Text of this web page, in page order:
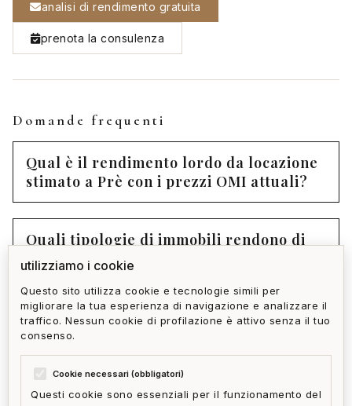
analisi di rendimento gratuita
prenota la consulenza
Domande frequenti
Qual è il rendimento lordo da locazione
stimato a Prè con i prezzi OMI attuali?
Quali tipologie di immobili rendono di
più a Prè?
Home Gallery offre un servizio di
gestione dell'immobile dopo l'acquisto?
utilizziamo i cookie
Questo sito utilizza cookie e tecnologie simili per
migliorare la tua esperienza di navigazione e analizzare il
traffico. Nessun cookie di profilazione è attivo senza il tuo
consenso.
Cookie necessari (obbligatori)
Questi cookie sono essenziali per il funzionamento del